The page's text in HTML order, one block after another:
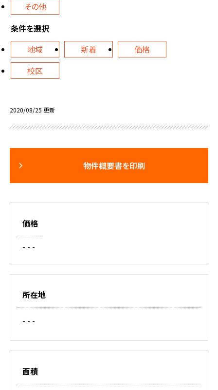
その他
条件を選択
地域
新着
価格
校区
2020/08/25 更新
物件概要書を印刷
価格
- - -
所在地
- - -
面積